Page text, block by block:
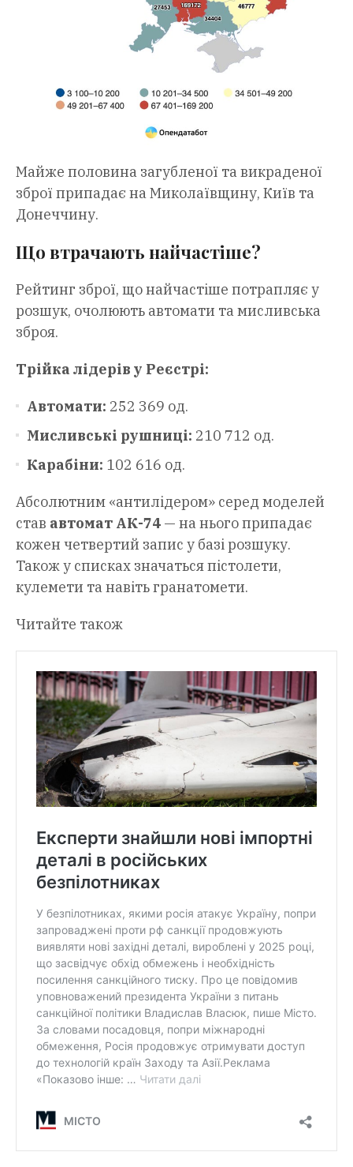
Майже половина загубленої та викраденої
зброї припадає на Миколаївщину, Київ та
Донеччину.
Що втрачають найчастіше?
Рейтинг зброї, що найчастіше потрапляє у
розшук, очолюють автомати та мисливська
зброя.
Трійка лідерів у Реєстрі:
Автомати: 252 369 од.
Мисливські рушниці: 210 712 од.
Карабіни: 102 616 од.
Абсолютним «антилідером» серед моделей
став автомат АК-74 — на нього припадає
кожен четвертий запис у базі розшуку.
Також у списках значаться пістолети,
кулемети та навіть гранатомети.
Читайте також